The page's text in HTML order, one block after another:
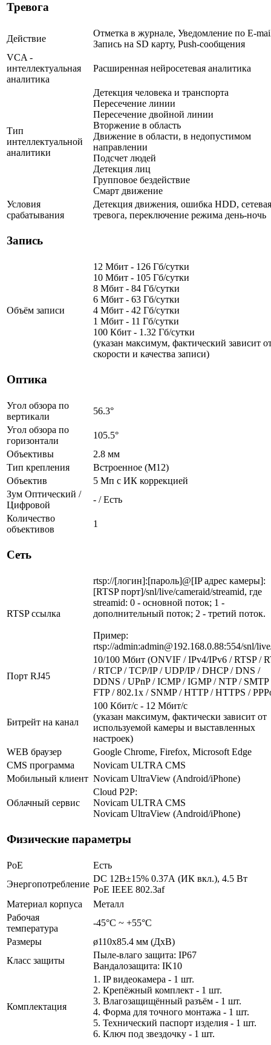
Тревога
Действие
Отметка в журнале, Уведомление по E-
Запись на SD карту, Push-сообщения
VCA -
интеллектуальная
аналитика
Расширенная нейросетевая аналитика
Тип
интеллектуальной
аналитики
Детекция человека и транспорта
Пересечение линии
Пересечение двойной линии
Вторжение в область
Движение в области, в недопустимом
направлении
Подсчет людей
Детекция лиц
Групповое бездействие
Смарт движение
Условия
срабатывания
Детекция движения, ошибка HDD, сетевая
тревога, переключение режима день-ночь
Запись
Объём записи
12 Мбит - 126 Гб/сутки
10 Мбит - 105 Гб/сутки
8 Мбит - 84 Гб/сутки
6 Мбит - 63 Гб/сутки
4 Мбит - 42 Гб/сутки
1 Мбит - 11 Гб/сутки
100 Кбит - 1.32 Гб/сутки
(указан максимум, фактический зависит
скорости и качества записи)
Оптика
Угол обзора по
вертикали
56.3°
Угол обзора по
горизонтали
105.5°
Объективы
2.8 мм
Тип крепления
Встроенное (М12)
Объектив
5 Мп c ИК коррекцией
Зум Оптический /
Цифровой
- / Есть
Количество
объективов
1
Сеть
RTSP ссылка
rtsp://[логин]:[пароль]@[IP адрес камеры]:
[RTSP порт]/snl/live/cameraid/streamid, где
streamid: 0 - основной поток; 1 -
дополнительный поток; 2 - третий поток.
Пример:
rtsp://admin:admin@192.168.0.88:554/snl/
Порт RJ45
10/100 Мбит (ONVIF / IPv4/IPv6 / RTSP /
/ RTCP / TCP/IP / UDP/IP / DHCP / DNS /
DDNS / UPnP / ICMP / IGMP / NTP / SMTP
FTP / 802.1x / SNMP / HTTP / HTTPS /
Битрейт на канал
100 Кбит/с - 12 Мбит/с
(указан максимум, фактически зависит от
используемой камеры и выставленных
настроек)
WEB браузер
Google Chrome, Firefox, Microsoft Edge
CMS программа
Novicam ULTRA CMS
Мобильный клиент Novicam UltraView (Android/iPhone)
Облачный сервис
Cloud P2P:
Novicam ULTRA CMS
Novicam UltraView (Android/iPhone)
Физические параметры
PoE
Есть
Энергопотребление
DC 12В±15% 0.37А (ИК вкл.), 4.5 Вт
PoE IEEE 802.3af
Материал корпуса
Металл
Рабочая
температура
-45°С ~ +55°С
Размеры
ø110x85.4 мм (ДхВ)
Класс защиты
Пыле-влаго защита: IP67
Вандалозащита: IK10
Комплектация
1. IP видеокамера - 1 шт.
2. Крепёжный комплект - 1 шт.
3. Влагозащищённый разъём - 1 шт.
4. Форма для точного монтажа - 1 шт.
5. Технический паспорт изделия - 1 шт.
6. Ключ под звездочку - 1 шт.